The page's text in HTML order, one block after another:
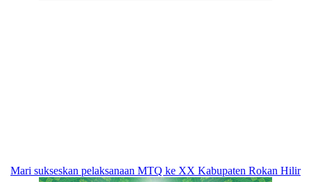
Mari sukseskan pelaksanaan MTQ ke XX Kabupaten Rokan Hilir